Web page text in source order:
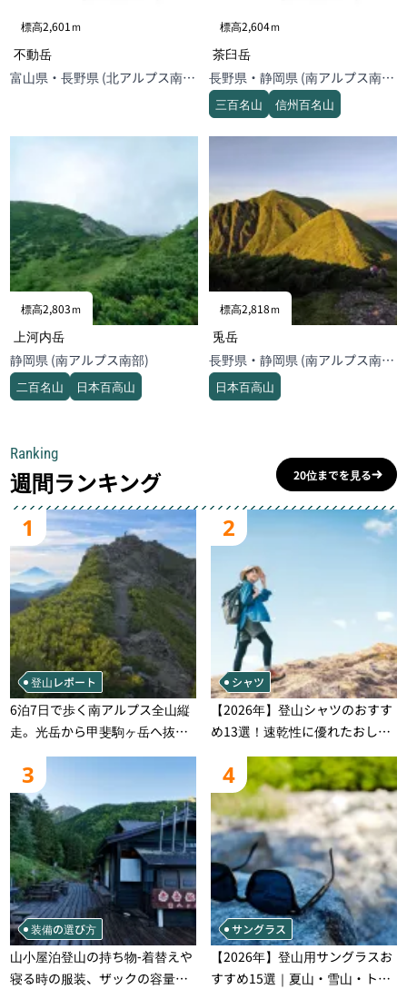
標高2,601ｍ
不動岳
富山県・長野県 (北アルプス南
標高2,604ｍ
茶臼岳
長野県・静岡県 (南アルプス南
部)
三百名山 信州百名山
標高2,803ｍ
上河内岳
静岡県 (南アルプス南部)
二百名山 日本百高山
標高2,818ｍ
兎岳
長野県・静岡県 (南アルプス南
部)
日本百高山
Ranking
週間ランキング 20位までを見る
1
登山レポート
6泊7日で歩く南アルプス全山縦
走。光岳から甲斐駒ヶ岳へ抜け
る登山の記録
2
シャツ
【2026年】登山シャツのおすす
め13選！速乾性に優れたおしゃ
れなモデルを徹底紹介！
3
装備の選び方
山小屋泊登山の持ち物‐着替えや
寝る時の服装、ザックの容量な
4
サングラス
【2026年】登山用サングラスお
すすめ15選｜夏山・雪山・トレ